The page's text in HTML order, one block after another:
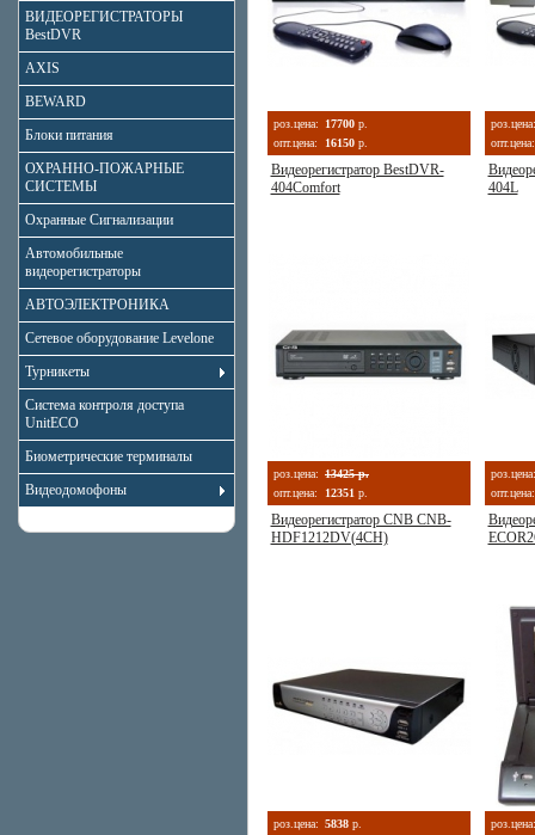
ВИДЕОРЕГИСТРАТОРЫ
BestDVR
AXIS
BEWARD
Блоки питания
ОХРАННО-ПОЖАРНЫЕ
СИСТЕМЫ
Охранные Сигнализации
Автомобильные
видеорегистраторы
АВТОЭЛЕКТРОНИКА
Сетевое оборудование Levelone
Турникеты
Система контроля доступа
UnitECO
Биометрические терминалы
Видеодомофоны
роз.цена: 17700 р.
опт.цена:
16150 р.
Видеорегистратор BestDVR-
404Comfort
роз.цена:
опт.цена:
404L
роз.цена: 13425 р.
опт.цена:
12351 р.
Видеорегистратор CNB CNB-
HDF1212DV(4CH)
роз.цена:
опт.цена:
роз.цена: 5838 р.
роз.цена: